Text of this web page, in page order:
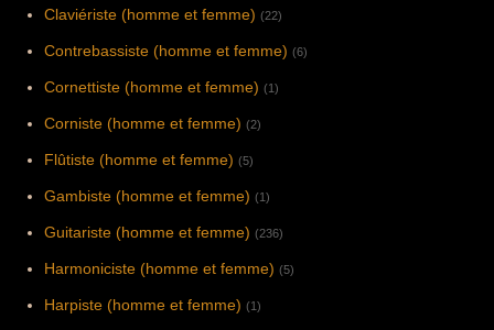
Claviériste (homme et femme) (22)
Contrebassiste (homme et femme) (6)
Cornettiste (homme et femme) (1)
Corniste (homme et femme) (2)
Flûtiste (homme et femme) (5)
Gambiste (homme et femme) (1)
Guitariste (homme et femme) (236)
Harmoniciste (homme et femme) (5)
Harpiste (homme et femme) (1)